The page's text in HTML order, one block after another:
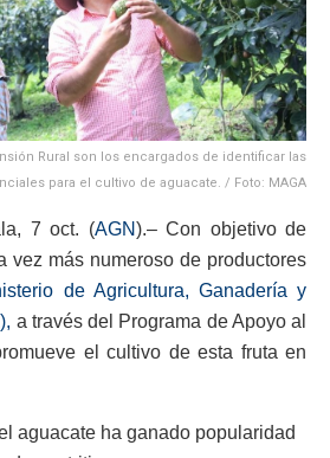
Rural son los encargados de identificar las
para el cultivo de aguacate. / Foto: MAGA
7 oct. (AGN).– Con objetivo de
vez más numeroso de productores
de Agricultura, Ganadería y
a través del Programa de Apoyo al
el cultivo de esta fruta en
aguacate ha ganado popularidad